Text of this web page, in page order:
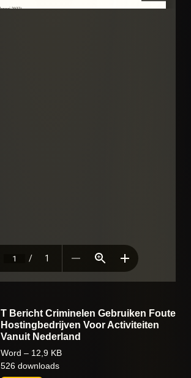
T Bericht Criminelen Gebruiken Foute
Hostingbedrijven Voor Activiteiten
Vanuit Nederland
Word – 12,9 KB
526 downloads